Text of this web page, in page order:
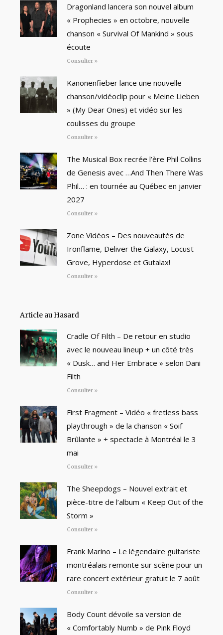
Dragonland lancera son nouvel album
« Prophecies » en octobre, nouvelle
chanson « Survival Of Mankind » sous
écoute
Consulter »
Kanonenfieber lance une nouvelle
chanson/vidéoclip pour « Meine Lieben
» (My Dear Ones) et vidéo sur les
coulisses du groupe
Consulter »
The Musical Box recrée l’ère Phil Collins
de Genesis avec …And Then There Was
Phil… : en tournée au Québec en janvier
2027
Consulter »
Zone Vidéos – Des nouveautés de
Ironflame, Deliver the Galaxy, Locust
Grove, Hyperdose et Gutalax!
Consulter »
Article au Hasard
Cradle Of Filth – De retour en studio
avec le nouveau lineup + un côté très
« Dusk… and Her Embrace » selon Dani
Filth
Consulter »
First Fragment – Vidéo « fretless bass
playthrough » de la chanson « Soif
Brûlante » + spectacle à Montréal le 3
mai
Consulter »
The Sheepdogs – Nouvel extrait et
pièce-titre de l’album « Keep Out of the
Storm »
Consulter »
Frank Marino – Le légendaire guitariste
montréalais remonte sur scène pour un
rare concert extérieur gratuit le 7 août
Consulter »
Body Count dévoile sa version de
« Comfortably Numb » de Pink Floyd